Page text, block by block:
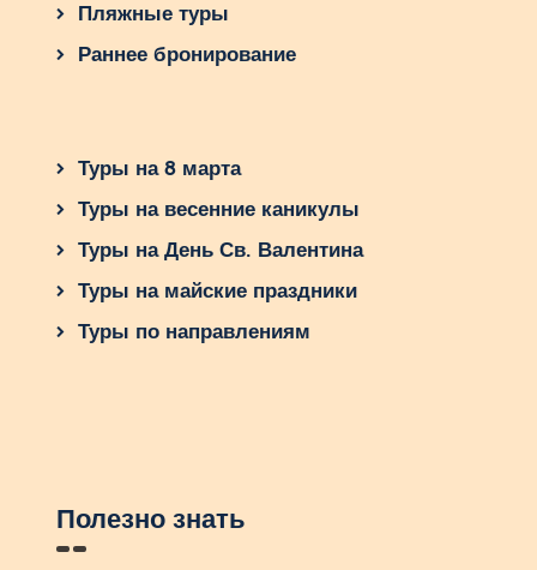
Пляжные туры
Раннее бронирование
Туры на 8 марта
Туры на весенние каникулы
Туры на День Св. Валентина
Туры на майские праздники
Туры по направлениям
Полезно знать